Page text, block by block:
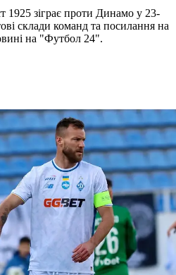
1925 зіграє проти Динамо у 23-
склади команд та посилання на
на "Футбол 24".